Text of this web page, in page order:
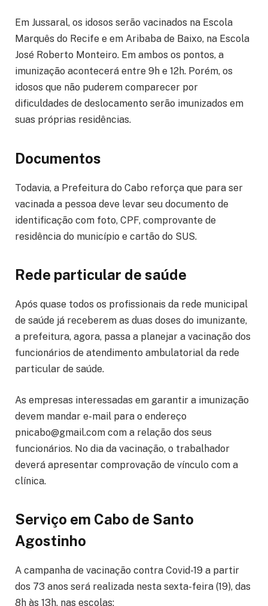
Em Jussaral, os idosos serão vacinados na Escola
Marquês do Recife e em Aribaba de Baixo, na Escola
José Roberto Monteiro. Em ambos os pontos, a
imunização acontecerá entre 9h e 12h. Porém, os
idosos que não puderem comparecer por
dificuldades de deslocamento serão imunizados em
suas próprias residências.
Documentos
Todavia, a Prefeitura do Cabo reforça que para ser
vacinada a pessoa deve levar seu documento de
identificação com foto, CPF, comprovante de
residência do município e cartão do SUS.
Rede particular de saúde
Após quase todos os profissionais da rede municipal
de saúde já receberem as duas doses do imunizante,
a prefeitura, agora, passa a planejar a vacinação dos
funcionários de atendimento ambulatorial da rede
particular de saúde.
As empresas interessadas em garantir a imunização
devem mandar e-mail para o endereço
pnicabo@gmail.com com a relação dos seus
funcionários. No dia da vacinação, o trabalhador
deverá apresentar comprovação de vínculo com a
clínica.
Serviço em Cabo de Santo
Agostinho
A campanha de vacinação contra Covid-19 a partir
dos 73 anos será realizada nesta sexta-feira (19), das
8h às 13h, nas escolas: